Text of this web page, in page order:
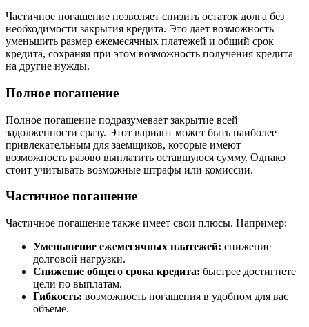
Частичное погашение позволяет снизить остаток долга без
необходимости закрытия кредита. Это дает возможность
уменьшить размер ежемесячных платежей и общий срок
кредита, сохраняя при этом возможность получения кредита
на другие нужды.
Полное погашение
Полное погашение подразумевает закрытие всей
задолженности сразу. Этот вариант может быть наиболее
привлекательным для заемщиков, которые имеют
возможность разово выплатить оставшуюся сумму. Однако
стоит учитывать возможные штрафы или комиссии.
Частичное погашение
Частичное погашение также имеет свои плюсы. Например:
Уменьшение ежемесячных платежей: снижение
долговой нагрузки.
Снижение общего срока кредита: быстрее достигнете
цели по выплатам.
Гибкость: возможность погашения в удобном для вас
объеме.